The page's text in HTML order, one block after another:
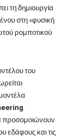
τη δημιουργία
στη «φυσική
ρομποτικού
του
προσομοιώνουν
εδάφους και τις